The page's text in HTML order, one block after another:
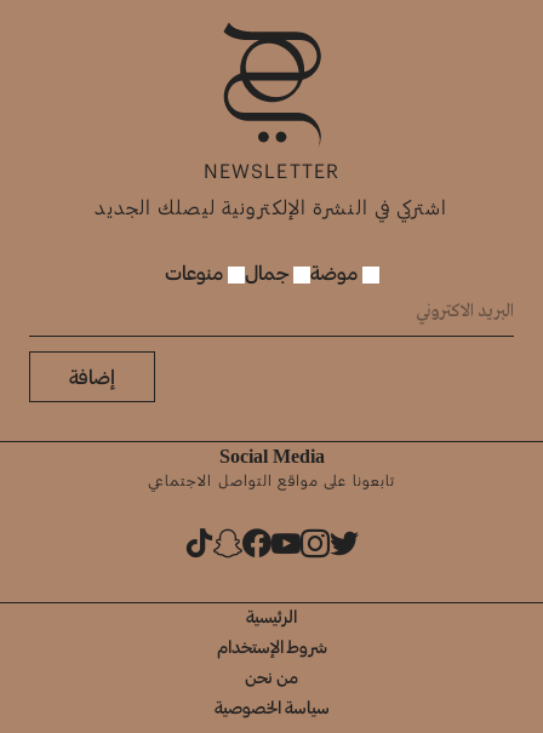
NEWSLETTER
اشتركي في النشرة الإلكترونية ليصلك الجديد
موضة جمال منوعات
إضافة
Social Media
تابعونا على مواقع التواصل الاجتماعي
الرئيسية
شروط الإستخدام
من نحن
سياسة الخصوصية